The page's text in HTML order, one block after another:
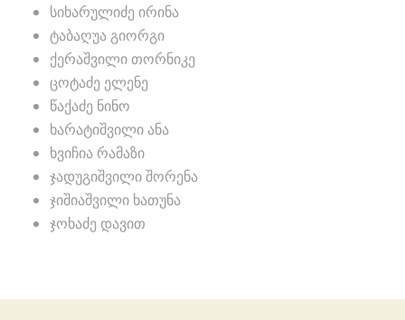
სიხარულიძე ირინა
ტაბაღუა გიორგი
ქერაშვილი თორნიკე
ცოტაძე ელენე
წაქაძე ნინო
ხარატიშვილი ანა
ხვიჩია რამაზი
ჯადუგიშვილი შორენა
ჯიშიაშვილი ხათუნა
ჯოხაძე დავით